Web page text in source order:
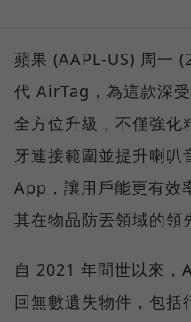
蘋果 (AAPL-US) 周一
代 AirTag，為這款深
全方位升級，不僅強化
牙連接範圍並提升喇叭
App，讓用戶能更有效
其在物品防丟領域的領
自 2021 年問世以來，
回無數遺失物件，包括